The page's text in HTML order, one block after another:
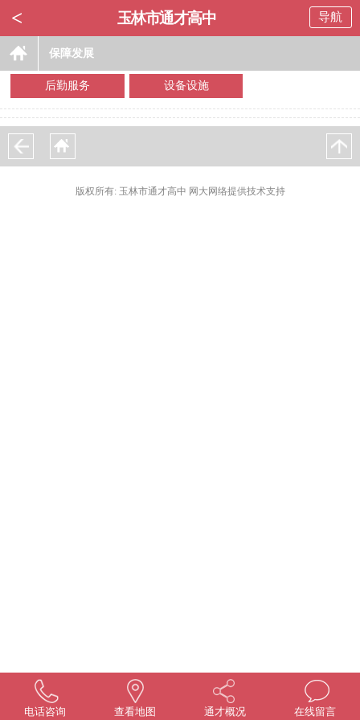
< 玉林市通才高中 导航
保障发展
后勤服务 设备设施
版权所有: 玉林市通才高中 网大网络提供技术支持
电话咨询 查看地图 通才概况 在线留言